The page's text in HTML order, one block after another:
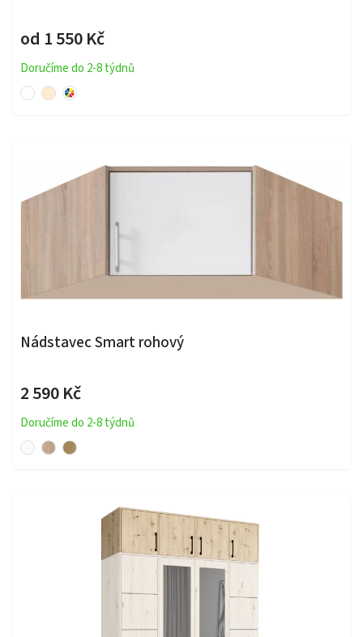
od 1 550 Kč
Doručíme do 2-8 týdnů
Nádstavec Smart rohový
2 590 Kč
Doručíme do 2-8 týdnů